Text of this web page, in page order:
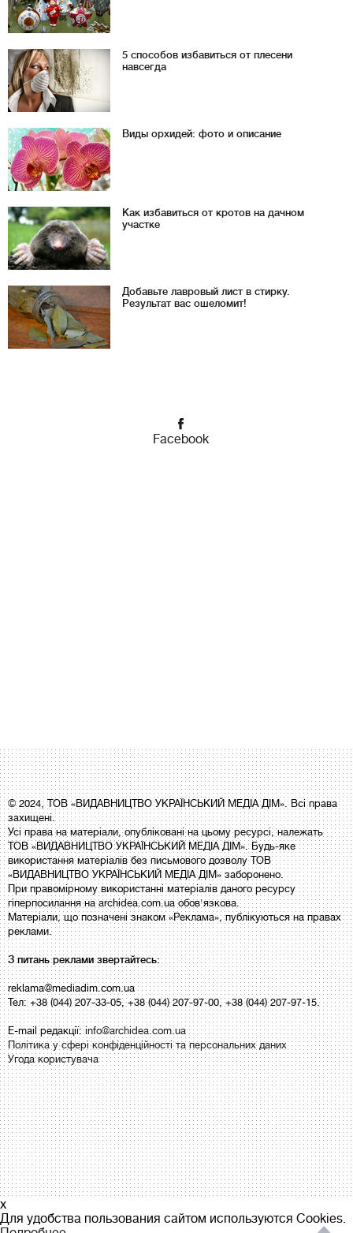
5 способов избавиться от плесени
навсегда
Виды орхидей: фото и описание
Как избавиться от кротов на дачном
участке
Добавьте лавровый лист в стирку.
Результат вас ошеломит!
Facebook
© 2024, ТОВ «ВИДАВНИЦТВО УКРАЇНСЬКИЙ МЕДІА ДІМ». Всі права
захищені.
Усі права на матеріали, опубліковані на цьому ресурсі, належать
ТОВ «ВИДАВНИЦТВО УКРАЇНСЬКИЙ МЕДІА ДІМ». Будь-яке
використання матеріалів без письмового дозволу ТОВ
«ВИДАВНИЦТВО УКРАЇНСЬКИЙ МЕДІА ДІМ» заборонено.
При правомірному використанні матеріалів даного ресурсу
гіперпосилання на archidea.com.ua обов'язкова.
Матеріали, що позначені знаком «Реклама», публікуються на правах
реклами.
З питань реклами звертайтесь:
reklama@mediadim.com.ua
Тел: +38 (044) 207-33-05, +38 (044) 207-97-00, +38 (044) 207-97-15.
E-mail редакції:info@archidea.com.ua
Політика у сфері конфіденційності та персональних даних
Угода користувача
x
Для удобства пользования сайтом используются Cookies.